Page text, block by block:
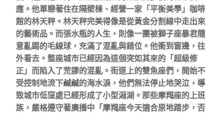
應。他單戀著住在隔壁棟、經營一家「平衡美學」咖啡
館的林天秤。林天秤完美得像是從黃金分割線中走出來
的藝術品。而張水瓶的人生，則像一團被獅子座暴君隨
意亂踢的毛線球，充滿了混亂與錯位。他衝到窗邊，往
外看去。整座城市已經因為這個突如其來的「超級修
正」而陷入了荒謬的混亂。街道上的雙魚座們，開始不
受控制地流下鹹鹹的海水淚，他們無法停止地哭泣，導
致城市低窪處已經形成了小型潟湖。那些摩羯座的上班
族，嚴格遵守著廣播中「摩羯座今天適合原地踏步，否